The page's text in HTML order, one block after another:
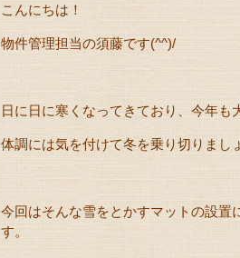
こんにちは！
物件管理担当の須藤です(^^)/
日に日に寒くなってきており、今年も
体調には気を付けて冬を乗り切りまし
今回はそんな雪をとかすマットの設置
す。